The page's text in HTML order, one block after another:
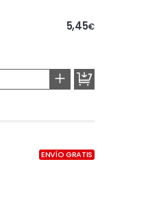
5,45€
+
ENVÍO GRATIS